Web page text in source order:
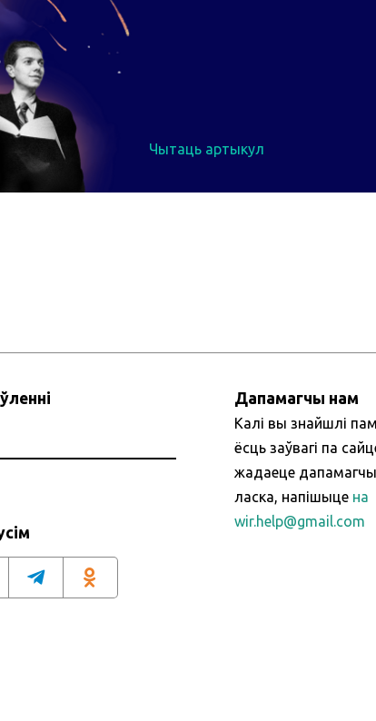
Чытаць артыкул
Дапамагчы нам
Калі вы знайшлі
ёсць заўвагі па
жадаеце дапамагчы
ласка, напішыце на
wir.help@gmail.com